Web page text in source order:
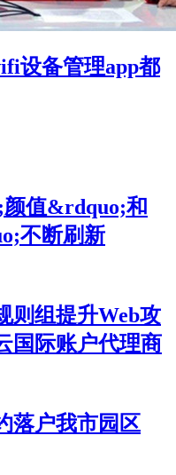
设备管理app都
值&rdquo;和
不断刷新
则组提升Web攻
国际账户代理商
落户我市园区